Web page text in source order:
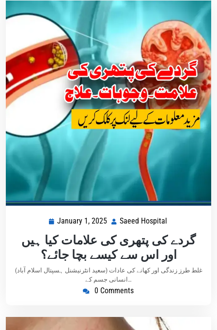
January 1, 2025 Saeed Hospital
گردے کی پتھری کی علامات کیا ہیں
اور اس سے کیسے بچا جائے؟
(سعید انٹرنیشنل ہسپتال اسلام آباد) غلط طرز زندگی اور کھانے کی عادات
انسانی جسم کے…
0 Comments